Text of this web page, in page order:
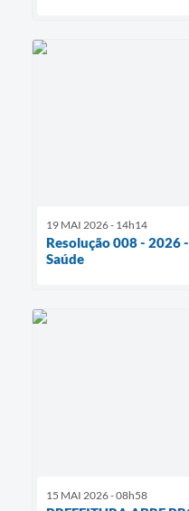
19 MAI 2026 - 14h14
Resolução 008 - 2026
Saúde
15 MAI 2026 - 08h58